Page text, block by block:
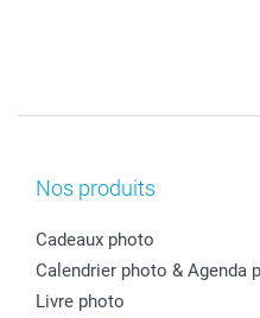
Nos produits
Cadeaux photo
Calendrier photo & Agenda
Livre photo